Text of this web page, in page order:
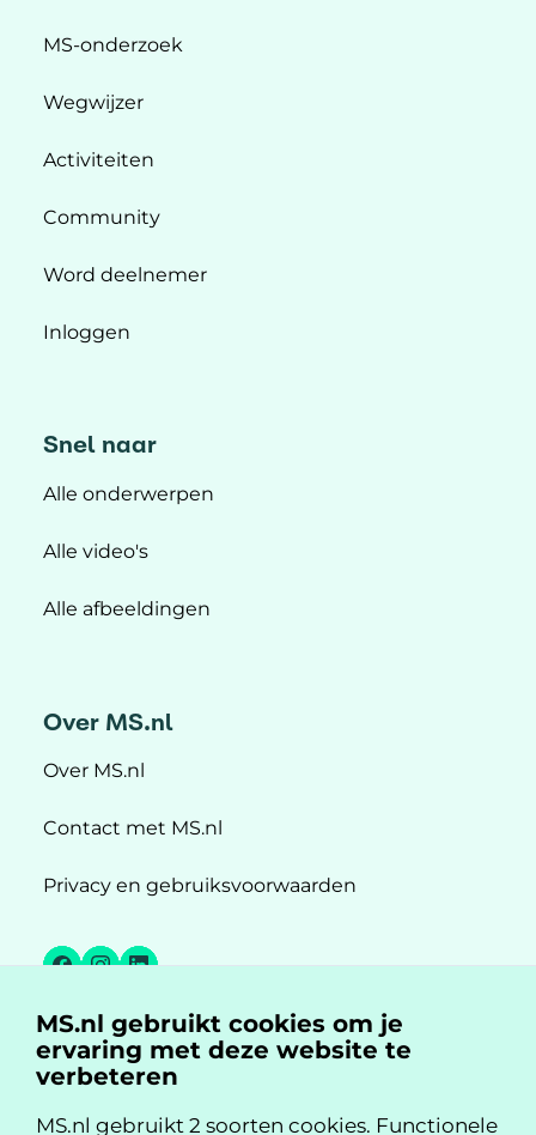
MS-onderzoek
Wegwijzer
Activiteiten
Community
Word deelnemer
Inloggen
Snel naar
Alle onderwerpen
Alle video's
Alle afbeeldingen
Over MS.nl
Over MS.nl
Contact met MS.nl
Privacy en gebruiksvoorwaarden
Facebook
Instagram
LinkedIn
MS.nl is een initiatief van:
MS.nl gebruikt cookies om je
ervaring met deze website te
verbeteren
MS.nl gebruikt 2 soorten cookies. Functionele